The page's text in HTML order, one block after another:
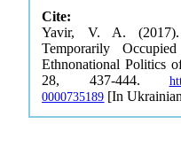
Cite:
Yavir, V. A.
Temporarily
Ethnonational Politics
28, 437-444.
0000735189 [In